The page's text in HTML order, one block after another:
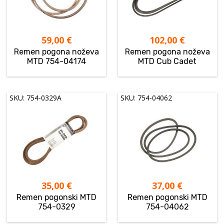
59,00 €
Remen pogona noževa
MTD 754-04174
102,00 €
Remen pogona noževa
MTD Cub Cadet
SKU: 754-0329A
35,00 €
Remen pogonski MTD
754-0329
SKU: 754-04062
37,00 €
Remen pogonski MTD
754-04062